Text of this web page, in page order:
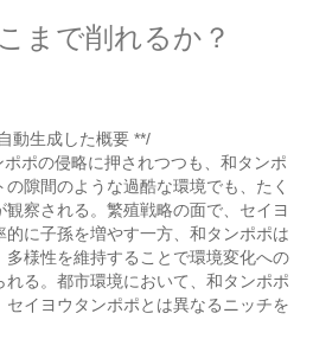
まで削れるか？
動生成した概要 **/
ポポの侵略に押されつつも、和タンポ
隙間のような過酷な環境でも、たく
観察される。繁殖戦略の面で、セイヨ
に子孫を増やす一方、和タンポポは
様性を維持することで環境変化への
る。都市環境において、和タンポポ
イヨウタンポポとは異なるニッチを